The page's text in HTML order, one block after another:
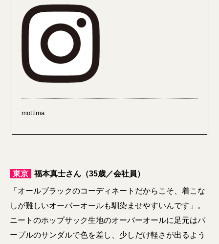
mottima
東京 福本真士さん（35歳／会社員）
「オールブラックのコーディネートだからこそ、着こな
しが難しいオーバーオールも馴染ませやすいんです」。
ニートのホップサック生地のオーバーオールに足元はパ
ープルのサンダルで色を差し、少しだけ軽さが出るよう